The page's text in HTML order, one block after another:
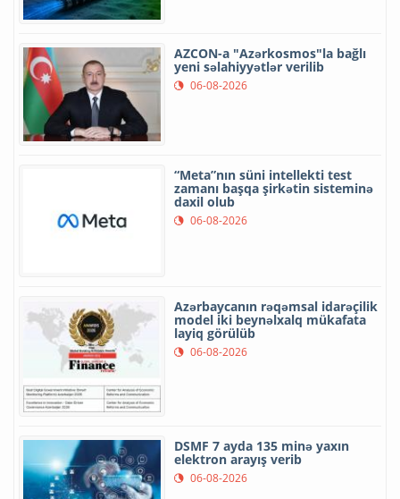
AZCON-a "Azərkosmos"la bağlı
yeni səlahiyyətlər verilib
06-08-2026
“Meta”nın süni intellekti test
zamanı başqa şirkətin sisteminə
daxil olub
06-08-2026
Azərbaycanın rəqəmsal idarəçilik
model iki beynəlxalq mükafata
layiq görülüb
06-08-2026
DSMF 7 ayda 135 minə yaxın
elektron arayış verib
06-08-2026